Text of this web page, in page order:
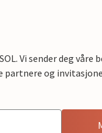
Vi sender deg våre
partnere og